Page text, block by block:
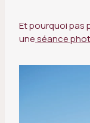
Et pourquoi pas
uneséance